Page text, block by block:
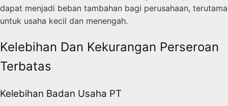
dapat menjadi beban tambahan bagi perusahaan, terutama
untuk usaha kecil dan menengah.
Kelebihan Dan Kekurangan Perseroan
Terbatas
Kelebihan Badan Usaha PT